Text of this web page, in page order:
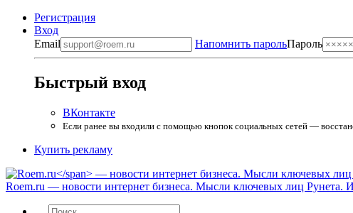
Регистрация
Вход
Email
Напомнить парольПароль
Быстрый вход
ВКонтакте
Если ранее вы входили с помощью кнопок социальных сетей —
Купить рекламу
Roem.ru — новости интернет бизнеса. Мысли ключевых лиц Рунета.